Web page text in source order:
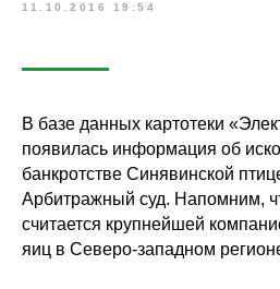
11.10.2016 19:54
В базе данных картотеки
появилась информация об
банкротстве Синявинской
Арбитражный суд. Напомним,
считается крупнейшей
яиц в Северо-западном